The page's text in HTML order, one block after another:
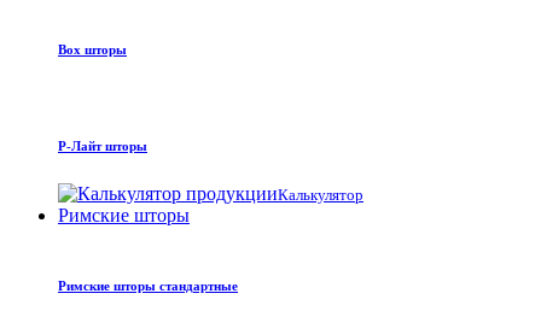
Box шторы
Р-Лайт шторы
Калькулятор
Римские шторы
Римские шторы стандартные